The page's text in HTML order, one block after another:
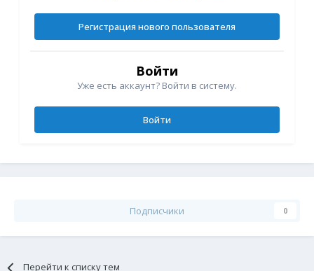
Регистрация нового пользователя
Войти
Уже есть аккаунт? Войти в систему.
Войти
Подписчики 0
Перейти к списку тем